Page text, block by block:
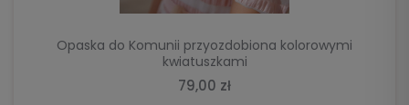
Opaska do Komunii przyozdobiona kolorowymi
kwiatuszkami
79,00 zł